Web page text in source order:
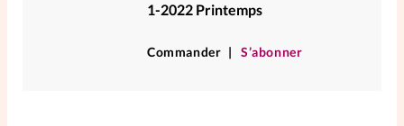
1-2022 Printemps
Commander S’abonner